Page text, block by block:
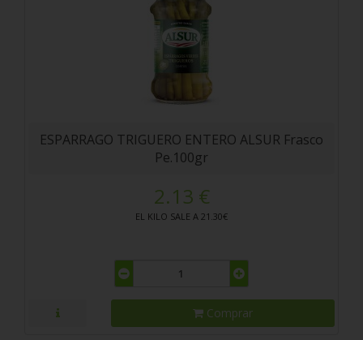
ESPARRAGO TRIGUERO ENTERO ALSUR Frasco
Pe.100gr
2.13 €
EL KILO SALE A 21.30€
Comprar